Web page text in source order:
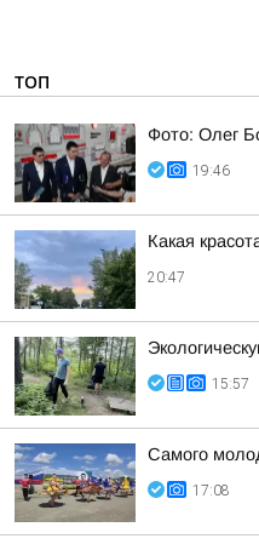
ТОП
Фото: Олег
19:46
Какая
20:47
15:57
Самого
17:08